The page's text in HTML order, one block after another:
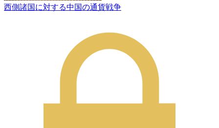
西側諸国に対する中国の通貨戦争